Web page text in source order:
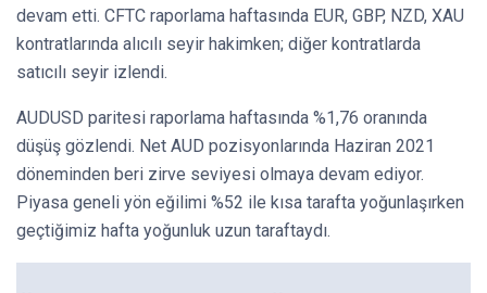
devam etti. CFTC raporlama haftasında EUR, GBP, NZD, XAU
kontratlarında alıcılı seyir hakimken; diğer kontratlarda
satıcılı seyir izlendi.
AUDUSD paritesi raporlama haftasında %1,76 oranında
düşüş gözlendi. Net AUD pozisyonlarında Haziran 2021
döneminden beri zirve seviyesi olmaya devam ediyor.
Piyasa geneli yön eğilimi %52 ile kısa tarafta yoğunlaşırken
geçtiğimiz hafta yoğunluk uzun taraftaydı.